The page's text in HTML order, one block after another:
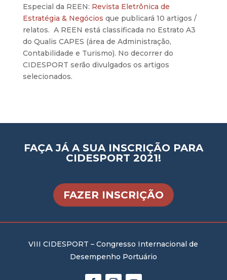
Especial da REEN: Revista Eletrônica de
Estratégia & Negócios que publicará 10 artigos /
relatos. A REEN está classificada no Estrato A3
do Qualis CAPES (área de Administração,
Contabilidade e Turismo). No decorrer do
CIDESPORT serão divulgados os artigos
selecionados.
FAÇA JÁ A SUA INSCRIÇÃO PARA
CIDESPORT 2021!
FAZER INSCRIÇÃO
VIII CIDESPORT – Congresso Internacional de
Desempenho Portuário